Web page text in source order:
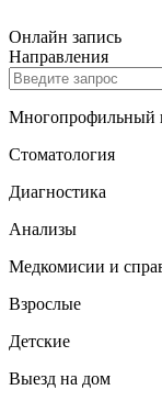
Онлайн запись
Направления
Многопрофильный
Стоматология
Диагностика
Анализы
Медкомисии и
Взрослые
Детские
Выезд на дом